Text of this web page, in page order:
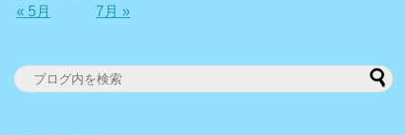
« 5月 7月 »